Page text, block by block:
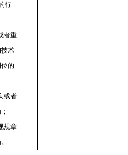
行
者重
术
的
或者
规章